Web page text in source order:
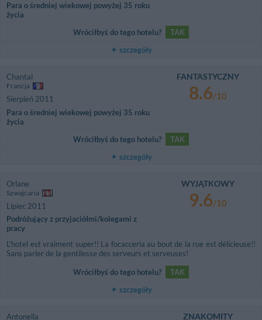
Para o średniej wiekowej powyżej 35 roku
życia
Wróciłbyś do tego hotelu?
TAK
szczegóły
Chantal
Francja
Sierpień 2011
Para o średniej wiekowej powyżej 35 roku
życia
FANTASTYCZNY
8.6/10
Wróciłbyś do tego hotelu?
TAK
szczegóły
Orlane
Szwajcaria
Lipiec 2011
Podróżujący z przyjaciółmi/kolegami z
pracy
WYJĄTKOWY
9.6/10
L'hotel est vraiment super!! La focacceria au bout de la rue est délicieuse!!
Sans parler de la gentilesse des serveurs et serveuses!
Wróciłbyś do tego hotelu?
TAK
szczegóły
Antonella ZNAKOMITY